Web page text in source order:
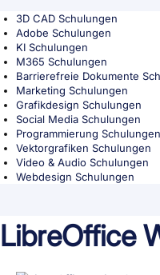
3D CAD Schulungen
Adobe Schulungen
KI Schulungen
M365 Schulungen
Barrierefreie Dokumente
Marketing Schulungen
Grafikdesign Schulungen
Social Media Schulungen
Programmierung Schulungen
Vektorgrafiken Schulungen
Video & Audio Schulungen
Webdesign Schulungen
LibreOffice